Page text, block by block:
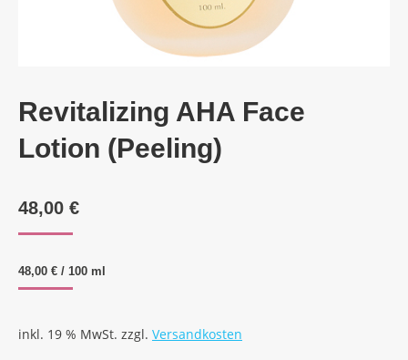
Revitalizing AHA Face
Lotion (Peeling)
48,00 €
48,00 € / 100 ml
inkl. 19 % MwSt. zzgl. Versandkosten